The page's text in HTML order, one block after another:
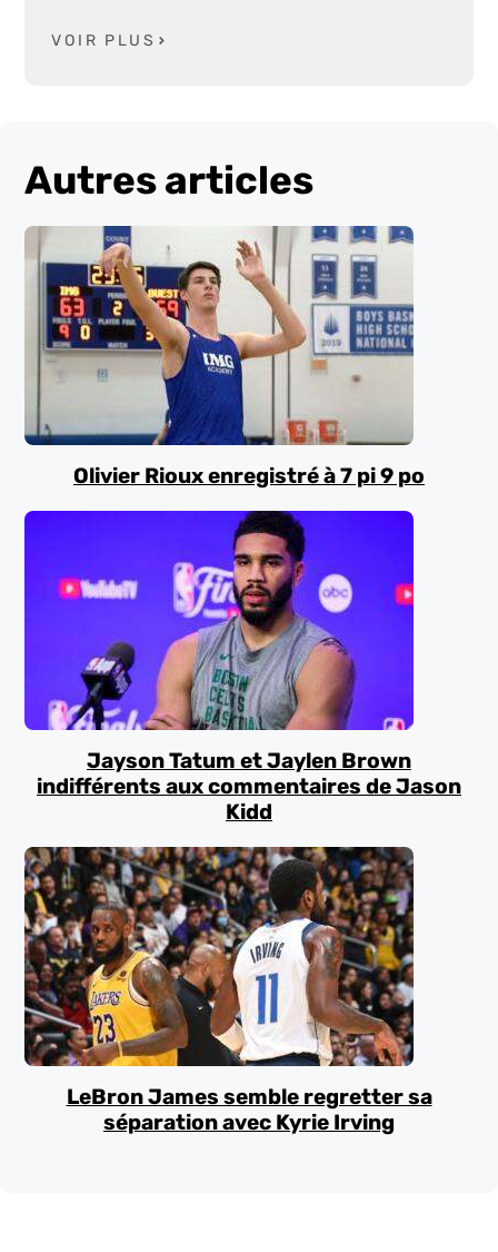
VOIR PLUS
Autres articles
Olivier Rioux enregistré à 7 pi 9 po
Jayson Tatum et Jaylen Brown
indifférents aux commentaires de Jason
Kidd
LeBron James semble regretter sa
séparation avec Kyrie Irving